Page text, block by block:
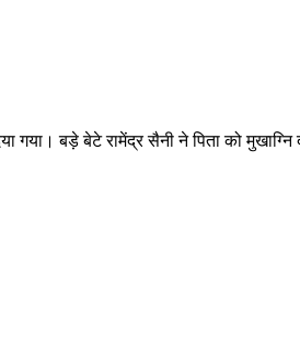
बड़े बेटे रामेंद्र सैनी ने पिता को मुखाग्नि